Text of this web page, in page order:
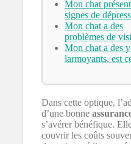
Mon chat
signes de
Mon chat a des
problèmes de
Mon chat a des
larmoyants, est
Dans cette optique,
d’une bonne
s’avérer bénéfique.
couvrir les coûts